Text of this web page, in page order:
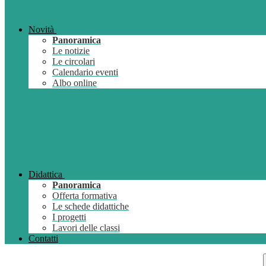
Novità
Panoramica
Le notizie
Le circolari
Calendario eventi
Albo online
Didattica
Panoramica
Offerta formativa
Le schede didattiche
I progetti
Lavori delle classi
Contatti